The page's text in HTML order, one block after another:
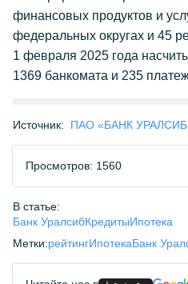
финансовых продуктов и
федеральных округах и 45
1 февраля 2025 года
1369 банкомата и 235
Источник: ПАО «БАНК
Просмотров: 1560
В статье:
Банк УралсибКредитыИпотека
Метки:рейтингИпотекаБанк